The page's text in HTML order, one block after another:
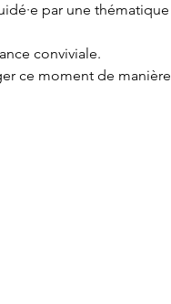
par une thématique
conviviale.
ce moment de manière